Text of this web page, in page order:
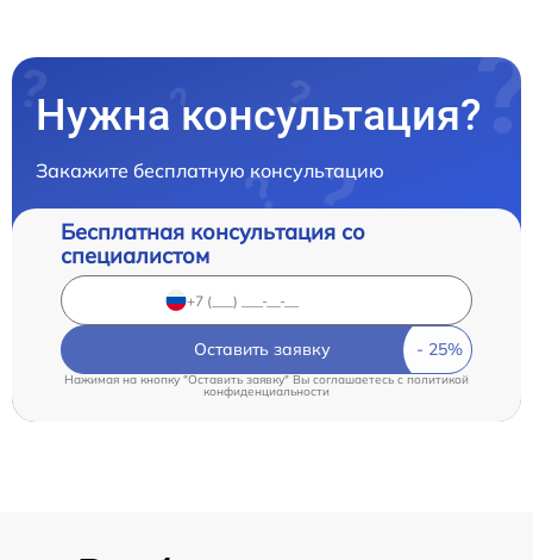
Нужна консультация?
Закажите бесплатную консультацию
Бесплатная консультация со
специалистом
Оставить заявку
Нажимая на кнопку "Оставить заявку" Вы соглашаетесь c политикой
конфиденциальности